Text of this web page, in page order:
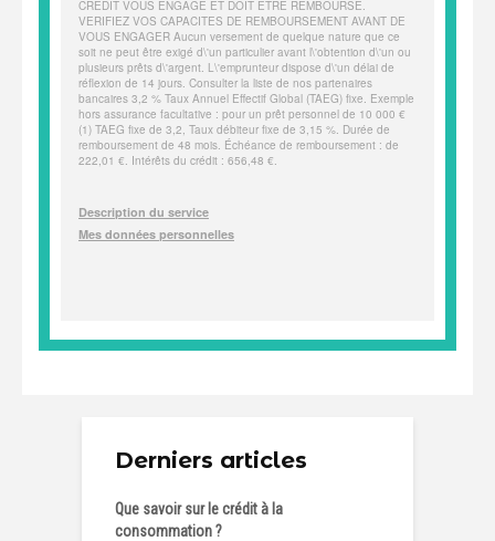
Derniers articles
Que savoir sur le crédit à la
consommation ?